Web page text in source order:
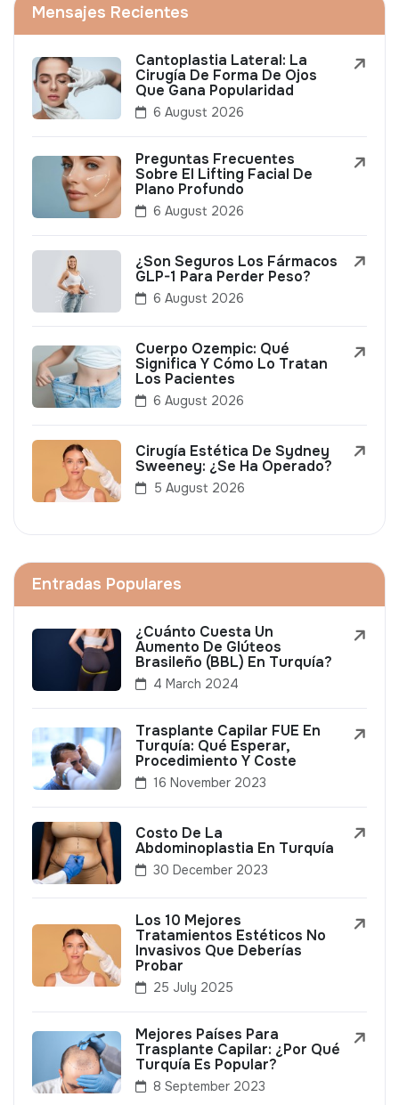
Mensajes Recientes
Cantoplastia Lateral: La
Cirugía De Forma De Ojos
Que Gana Popularidad
6 August 2026
Preguntas Frecuentes
Sobre El Lifting Facial De
Plano Profundo
6 August 2026
¿Son Seguros Los Fármacos
GLP-1 Para Perder Peso?
6 August 2026
Cuerpo Ozempic: Qué
Significa Y Cómo Lo Tratan
Los Pacientes
6 August 2026
Cirugía Estética De Sydney
Sweeney: ¿Se Ha Operado?
5 August 2026
Entradas Populares
¿Cuánto Cuesta Un
Aumento De Glúteos
Brasileño (BBL) En Turquía?
4 March 2024
Trasplante Capilar FUE En
Turquía: Qué Esperar,
Procedimiento Y Coste
16 November 2023
Costo De La
Abdominoplastia En Turquía
30 December 2023
Los 10 Mejores
Tratamientos Estéticos No
Invasivos Que Deberías
Probar
25 July 2025
Mejores Países Para
Trasplante Capilar: ¿Por Qué
Turquía Es Popular?
8 September 2023